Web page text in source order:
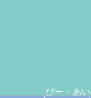
びー・あ